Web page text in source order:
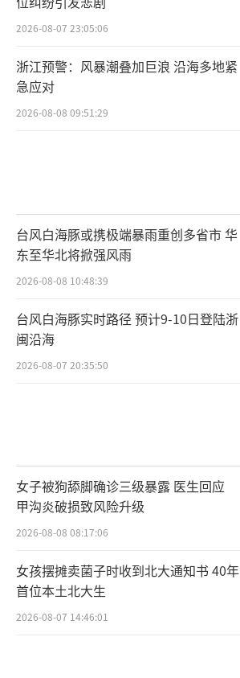
2026-08-07 23:05:06
浙江预警：风暴潮叠加巨浪 沿海多地紧
急应对
2026-08-08 09:51:29
台风白海豚或携极端暴雨重创多省市 华
东至华北将掀强风雨
2026-08-08 10:48:39
台风白海豚实时路径 预计9-10日登陆浙
闽沿海
2026-08-07 20:35:50
女子被狗舔脚确诊三级暴露 医生回应
甲沟炎破损致风险升级
2026-08-08 08:17:06
女孩摆摊卖菌子时收到北大通知书 40年
首位本土北大生
2026-08-07 14:46:01